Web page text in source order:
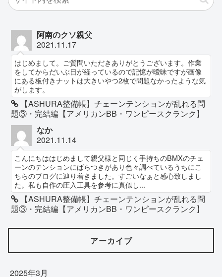
阿南のクソ親父
2021.11.17
はじめまして。ご質問いただきありがとうございます。作業
をしてからだいぶ日が経っているので記憶が曖昧ですが画像
にある板付きナットは大きいやつ2枚で問題なかったような気
がします。
【ASHURA整備帳】チェーンテンションが乱れる問
題③・完結編【アメリカンBB・ワンピースクランク】
なか
2021.11.14
こんにちははじめまして親父様と同じく手持ちのBMXのチェ
ーンのテンションにばらつきがあり色々調べているうちにこ
ちらのブログに辿り着きました。すごいなぁと感心致しまし
た。私も自作の圧入工具を参考に真似し...
【ASHURA整備帳】チェーンテンションが乱れる問
題③・完結編【アメリカンBB・ワンピースクランク】
アーカイブ
2025年3月